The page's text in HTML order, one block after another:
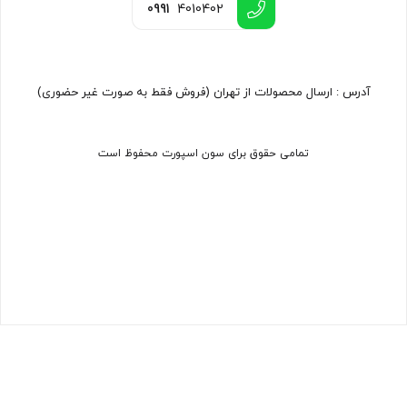
0991 4010402
آدرس : ارسال محصولات از تهران (فروش فقط به صورت غیر حضوری)
تمامی حقوق برای سون اسپورت محفوظ است